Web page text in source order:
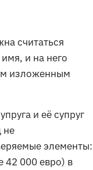
считаться
и на него
изложенным
и её супруг
не
элементы:
42 000 евро) в